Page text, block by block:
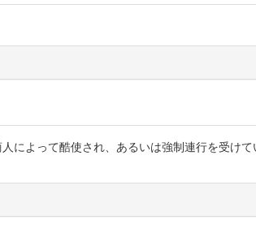
よって酷使され、あるいは強制連行を受けて